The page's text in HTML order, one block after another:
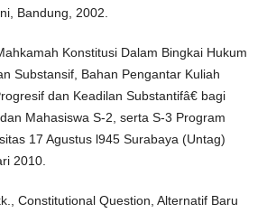
Bandung, 2002.
Konstitusi Dalam Bingkai Hukum
Substansif, Bahan Pengantar Kuliah
dan Keadilan Substantifâ€ bagi
Mahasiswa S-2, serta S-3 Program
17 Agustus l945 Surabaya (Untag)
2010.
Constitutional Question, Alternatif Baru